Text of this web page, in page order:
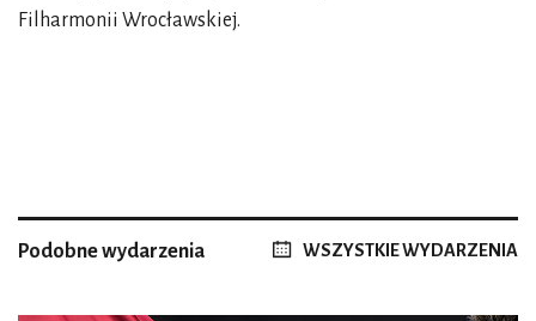
Filharmonii Wrocławskiej.
Podobne wydarzenia WSZYSTKIE WYDARZENIA